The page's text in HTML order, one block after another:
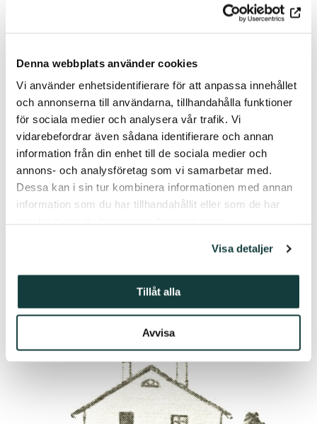
Denna webbplats använder cookies
Vi använder enhetsidentifierare för att anpassa innehållet
och annonserna till användarna, tillhandahålla funktioner
för sociala medier och analysera vår trafik. Vi
vidarebefordrar även sådana identifierare och annan
information från din enhet till de sociala medier och
annons- och analysföretag som vi samarbetar med.
Dessa kan i sin tur kombinera informationen med annan
information som du har tillhandahållit eller som de har
Visa detaljer
Tillåt alla
Avvisa
Symposiumin pääsymaksu on 20 € / opiskelijoille ja
https://aboagora.fi/programme/
Aboagoran toteuttavat yhteistyössä Turun yliopiston
kulttuurihistorian oppiaine, Åbo Akademin säätiön yhteydessä
toimiva Donner-instituutti, Åbo Akademi sekä Turun AMK:n
Taideakatemia. Hanketta rahoittavat Koneen Säätiö, Svenska
kulturfonden sekä tänä vuonna myös William Thuringin säätiö,
ja tapahtuman rahoituksen takaavat Turun yliopisto, Åbo
Akademi ja Åbo Akademin säätiö.
Saatat olla kiinnostunut myös
seuraavista artikkeleista.